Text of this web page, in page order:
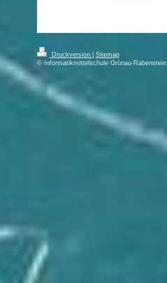
Druckversion
Sitemap
© Informatikmittelschule Grünau-Rabenstein